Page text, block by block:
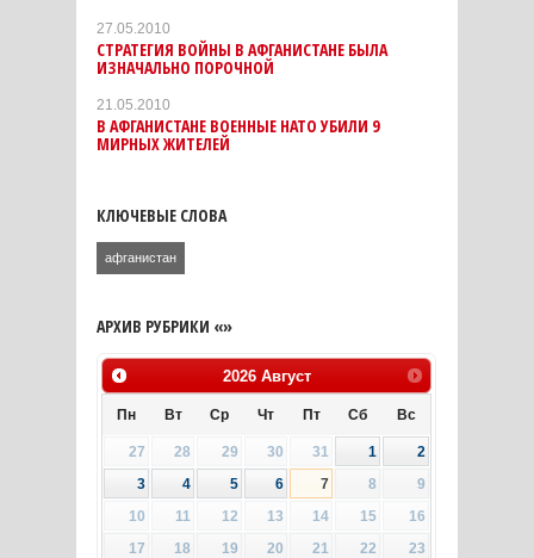
27.05.2010
СТРАТЕГИЯ ВОЙНЫ В АФГАНИСТАНЕ БЫЛА
ИЗНАЧАЛЬНО ПОРОЧНОЙ
21.05.2010
В АФГАНИСТАНЕ ВОЕННЫЕ НАТО УБИЛИ 9
МИРНЫХ ЖИТЕЛЕЙ
КЛЮЧЕВЫЕ СЛОВА
афганистан
АРХИВ РУБРИКИ «»
2026 Август
Пн Вт Ср Чт Пт Сб Вс
27 28 29 30 31 1
2
3
4 5 6 7 8
9
10
11 12 13 14 15
16
17
18 19 20 21 22
23